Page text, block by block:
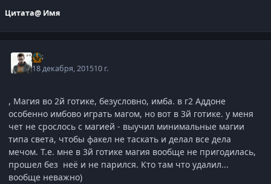
Цитата@ Имя
j-G
18 декабря, 201510 г.
, Магия во 2й готике, безусловно, имба. в г2 Аддоне
особенно имбово играть магом, но вот в 3й готике. у меня
чет не срослось с магией - выучил минимальные магии
типа света, чтобы факел не таскать и делал все дела
мечом. Т.е. мне в 3й готике магия вообще не пригодилась,
прошел без неё и не парился. Кто там что удалил...
вообще неважно)